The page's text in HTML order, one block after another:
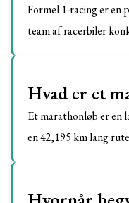
Formel 1-racing er
team af racerbiler
Hvad er et
Et marathonløb er en
en 42,195 km lang